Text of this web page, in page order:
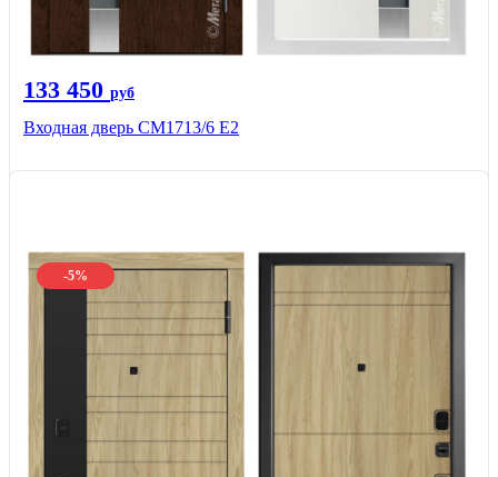
133 450 руб
Входная дверь CМ1713/6 E2
-5%